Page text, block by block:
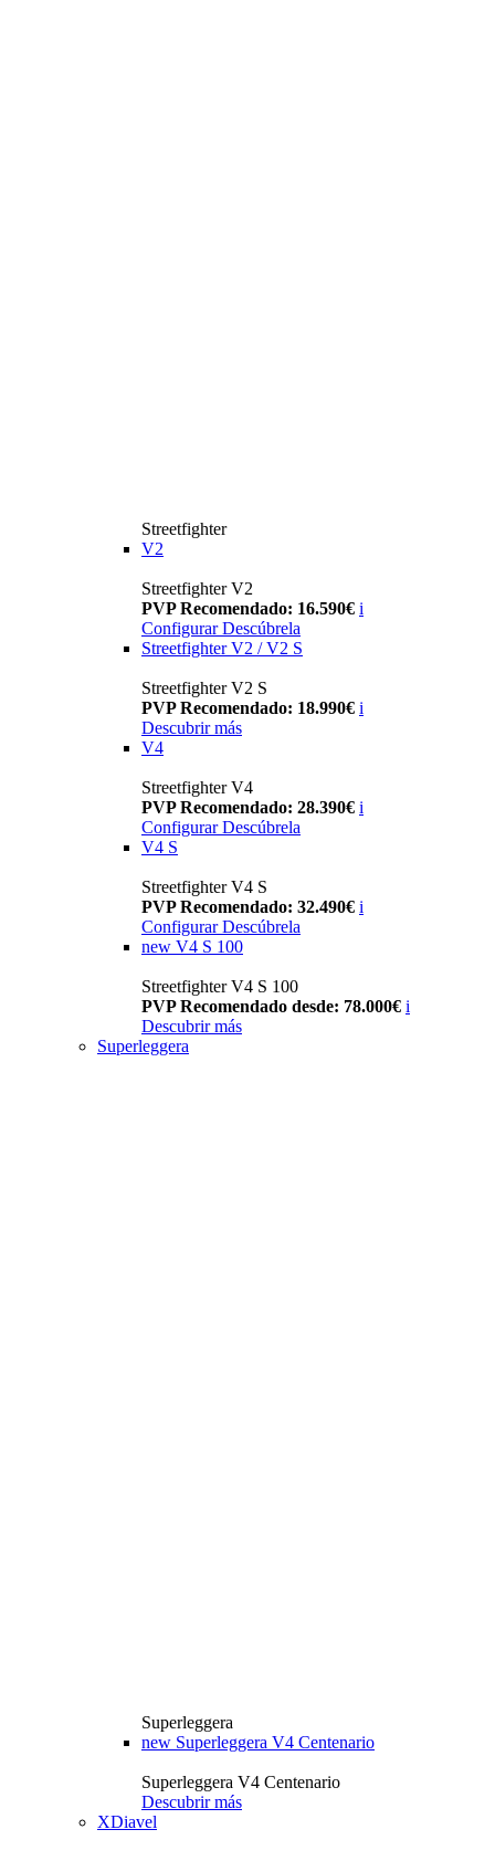
Streetfighter
V2
Streetfighter V2
PVP Recomendado: 16.590€ i
Configurar Descúbrela
Streetfighter V2 / V2 S
Streetfighter V2 S
PVP Recomendado: 18.990€ i
Descubrir más
V4
Streetfighter V4
PVP Recomendado: 28.390€ i
Configurar Descúbrela
V4 S
Streetfighter V4 S
PVP Recomendado: 32.490€ i
Configurar Descúbrela
new V4 S 100
Streetfighter V4 S 100
PVP Recomendado desde: 78.000€ i
Descubrir más
Superleggera
Superleggera
new Superleggera V4 Centenario
Superleggera V4 Centenario
Descubrir más
XDiavel